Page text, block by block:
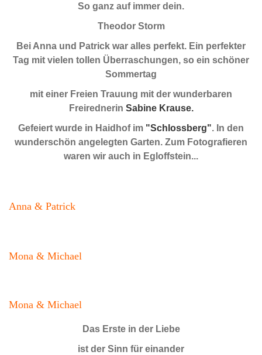
So ganz auf immer dein.
Theodor Storm
Bei Anna und Patrick war alles perfekt. Ein perfekter
Tag mit vielen tollen Überraschungen, so ein schöner
Sommertag
mit einer Freien Trauung mit der wunderbaren
Freirednerin Sabine Krause.
Gefeiert wurde in Haidhof im "Schlossberg". In den
wunderschön angelegten Garten. Zum Fotografieren
waren wir auch in Egloffstein...
Anna & Patrick
Mona & Michael
Mona & Michael
Das Erste in der Liebe
ist der Sinn für einander